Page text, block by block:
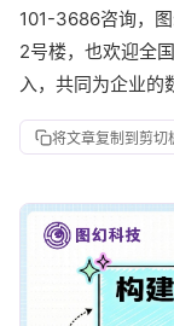
101-3686咨询，
2号楼，也欢迎全
入，共同为企业的
将文章复制到剪切